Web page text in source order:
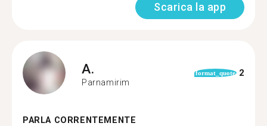
Scarica la app
A.
Parnamirim
format_quote 2
PARLA CORRENTEMENTE